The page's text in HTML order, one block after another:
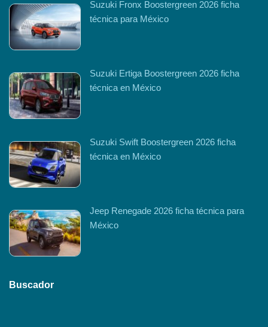
Suzuki Fronx Boostergreen 2026 ficha
técnica para México
Suzuki Ertiga Boostergreen 2026 ficha
técnica en México
Suzuki Swift Boostergreen 2026 ficha
técnica en México
Jeep Renegade 2026 ficha técnica para
México
Buscador